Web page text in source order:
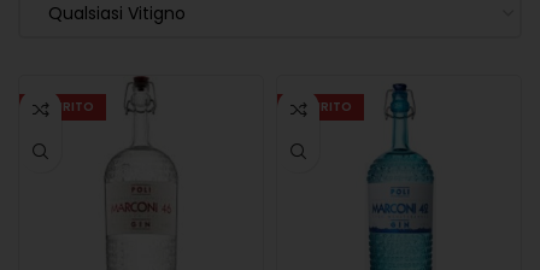
Qualsiasi Vitigno
ESAURITO ESAURITO